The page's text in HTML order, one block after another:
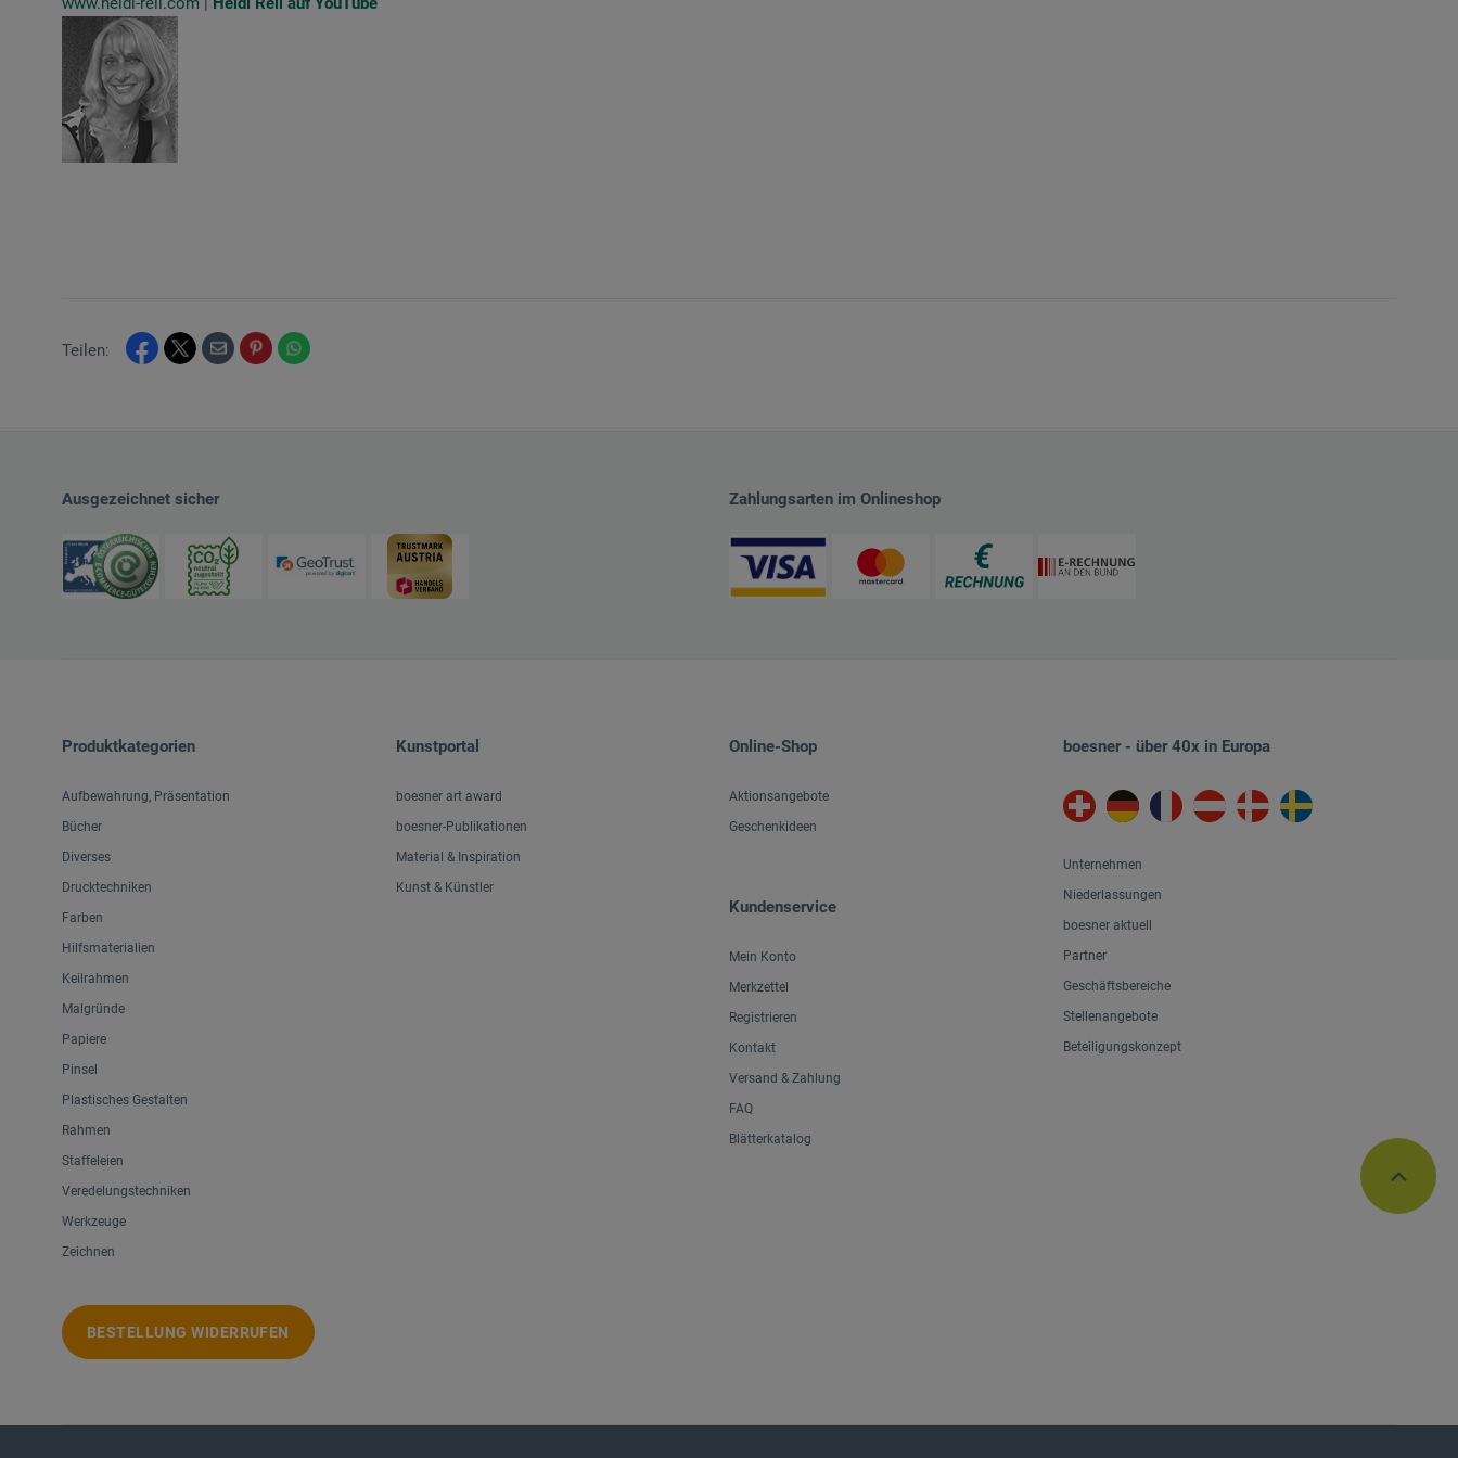
Teilen:
Ausgezeichnet sicher Zahlungsarten im Onlineshop
Produktkategorien
Aufbewahrung, Präsentation
Bücher
Diverses
Drucktechniken
Farben
Hilfsmaterialien
Keilrahmen
Malgründe
Papiere
Pinsel
Plastisches Gestalten
Rahmen
Staffeleien
Veredelungstechniken
Werkzeuge
Zeichnen
BESTELLUNG WIDERRUFEN
Kunstportal
boesner art award
boesner-Publikationen
Material & Inspiration
Kunst & Künstler
Online-Shop
Aktionsangebote
Geschenkideen
Kundenservice
Mein Konto
Merkzettel
Registrieren
Kontakt
Versand & Zahlung
FAQ
Blätterkatalog
boesner - über 40x in Europa
Unternehmen
Niederlassungen
boesner aktuell
Partner
Geschäftsbereiche
Stellenangebote
Beteiligungskonzept